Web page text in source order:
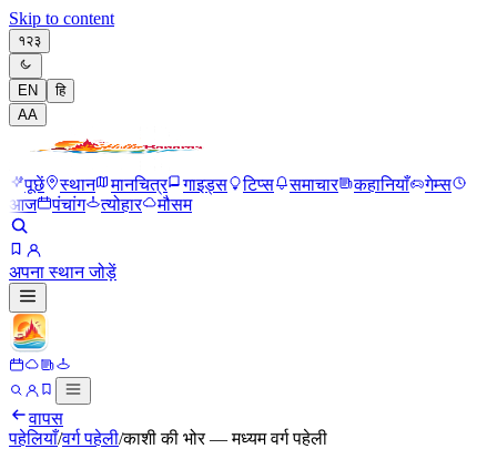
Skip to content
१२३
EN
हि
AA
पूछें स्थान मानचित्र गाइड्स टिप्स समाचार कहानियाँ
गेम्स
आज
पंचांग त्योहार मौसम
अपना स्थान जोड़ें
वापस
पहेलियाँ/वर्ग पहेली/काशी की भोर — मध्यम वर्ग पहेली